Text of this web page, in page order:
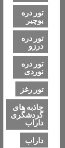
تور دره
بوچیر
تور دره
درزو
تور دره
نوردی
تور رغز
جاذبه های
گردشگری
داراب
داراب